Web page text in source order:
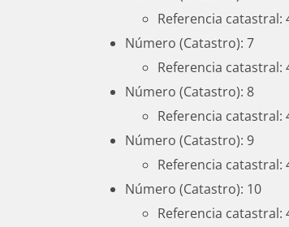
Referencia catastral:
Número (Catastro): 7
Referencia catastral:
Número (Catastro): 8
Referencia catastral:
Número (Catastro): 9
Referencia catastral:
Número (Catastro): 10
Referencia catastral: